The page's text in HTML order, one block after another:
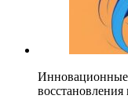
Инновационные